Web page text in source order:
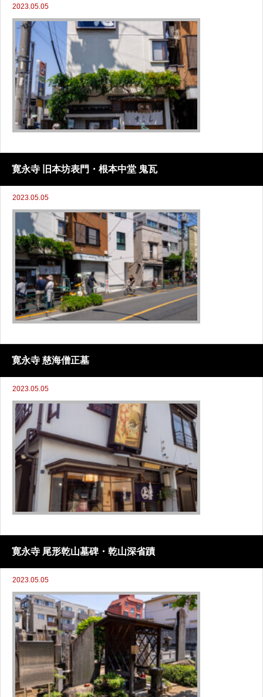
2023.05.05
寛永寺 旧本坊表門・根本中堂 鬼瓦
2023.05.05
寛永寺 慈海僧正墓
2023.05.05
寛永寺 尾形乾山墓碑・乾山深省蹟
2023.05.05